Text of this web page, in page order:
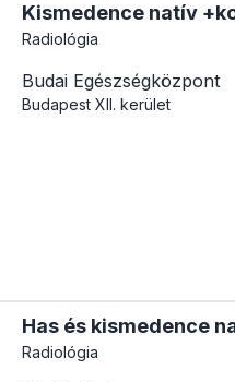
Kismedence natív
Radiológia
Budai Egészségközpont
Budapest XII. kerület
Has és kismedence
Radiológia